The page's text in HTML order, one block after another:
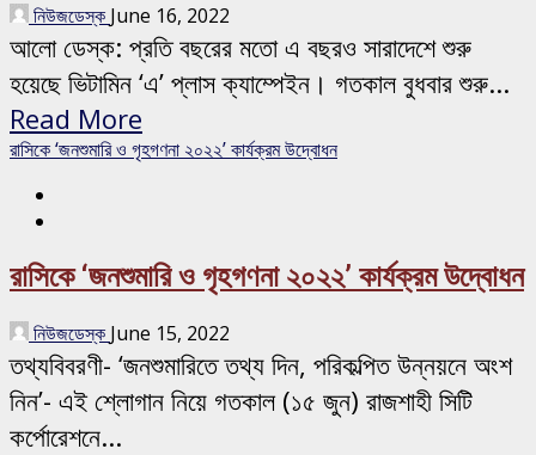
নিউজডেস্ক June 16, 2022
আলো ডেস্ক: প্রতি বছরের মতো এ বছরও সারাদেশে শুরু
হয়েছে ভিটামিন ‘এ’ প্লাস ক্যাম্পেইন। গতকাল বুধবার শুরু...
Read More
রাসিকে ‘জনশুমারি ও গৃহগণনা ২০২২’ কার্যক্রম উদ্বোধন
রাসিকে ‘জনশুমারি ও গৃহগণনা ২০২২’ কার্যক্রম উদ্বোধন
নিউজডেস্ক June 15, 2022
তথ্যবিবরণী- ‘জনশুমারিতে তথ্য দিন, পরিকল্পিত উন্নয়নে অংশ
নিন’- এই শ্লোগান নিয়ে গতকাল (১৫ জুন) রাজশাহী সিটি
কর্পোরেশনে...